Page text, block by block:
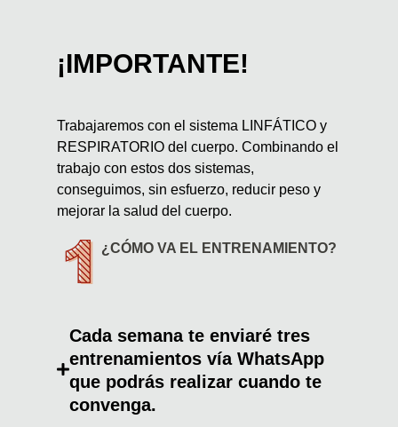
¡IMPORTANTE!
Trabajaremos con el sistema LINFÁTICO y
RESPIRATORIO del cuerpo. Combinando el
trabajo con estos dos sistemas,
conseguimos, sin esfuerzo, reducir peso y
mejorar la salud del cuerpo.
¿CÓMO VA EL ENTRENAMIENTO?
Cada semana te enviaré tres
entrenamientos vía WhatsApp
que podrás realizar cuando te
convenga.